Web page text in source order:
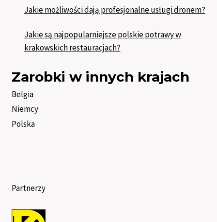
Jakie możliwości dają profesjonalne usługi dronem?
Jakie są najpopularniejsze polskie potrawy w
krakowskich restauracjach?
Zarobki w innych krajach
Belgia
Niemcy
Polska
Partnerzy